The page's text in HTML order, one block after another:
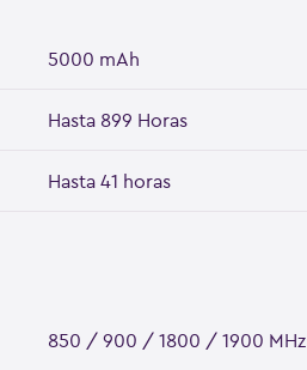
5000 mAh
Hasta 899 Horas
Hasta 41 horas
850 / 900 / 1800 / 1900 MHz